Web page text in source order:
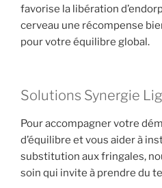
favorise la libération
cerveau une récompense
pour votre équilibre global.
Solutions Synergie
Pour accompagner votre
d’équilibre et vous aider à
substitution aux fringales,
soin qui invite à prendre du